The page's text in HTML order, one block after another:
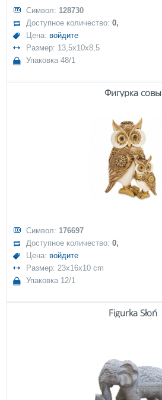
Символ: 128730
Доступное количество:0,
Цена: войдите
Размер: 13,5x10x8,5
Упаковка 48/1
Фигурка совы
Символ: 176697
Доступное количество:0,
Цена: войдите
Размер: 23x16x10 cm
Упаковка 12/1
Figurka Słoń